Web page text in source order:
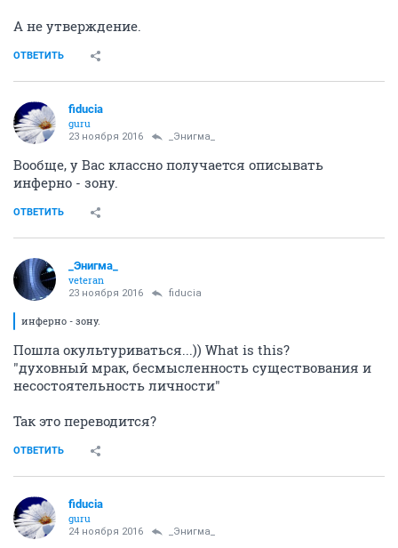
А не утверждение.
ОТВЕТИТЬ
fiducia
guru
23 ноября 2016 _Энигма_
Вообще, у Вас классно получается описывать
инферно - зону.
ОТВЕТИТЬ
_Энигма_
veteran
23 ноября 2016 fiducia
инферно - зону.
Пошла окультуриваться...)) What is this?
"духовный мрак, бесмысленность существования и
несостоятельность личности"
Так это переводится?
ОТВЕТИТЬ
fiducia
guru
24 ноября 2016 _Энигма_